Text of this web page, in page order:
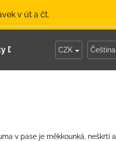
v út a čt.
Dupeťačky Moje
CZK Čeština
v pase je měkkounká, neškrtí